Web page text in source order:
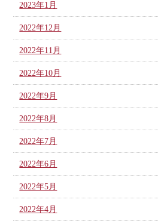
2023年1月
2022年12月
2022年11月
2022年10月
2022年9月
2022年8月
2022年7月
2022年6月
2022年5月
2022年4月